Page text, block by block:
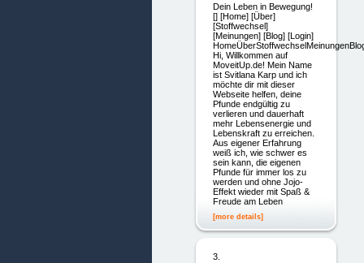
Dein Leben in Bewegung!
[] [Home] [Über]
[Stoffwechsel]
[Meinungen] [Blog] [Login]
Hi, Willkommen auf
MoveitUp.de! Mein Name
ist Svitlana Karp und ich
möchte dir mit dieser
Webseite helfen, deine
Pfunde endgültig zu
verlieren und dauerhaft
mehr Lebensenergie und
Lebenskraft zu erreichen.
Aus eigener Erfahrung
weiß ich, wie schwer es
sein kann, die eigenen
Pfunde für immer los zu
werden und ohne Jojo-
Effekt wieder mit Spaß &
Freude am Leben
[more details]
3.